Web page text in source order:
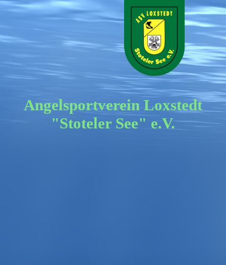
Angelsportverein Loxstedt
"Stoteler See" e.V.